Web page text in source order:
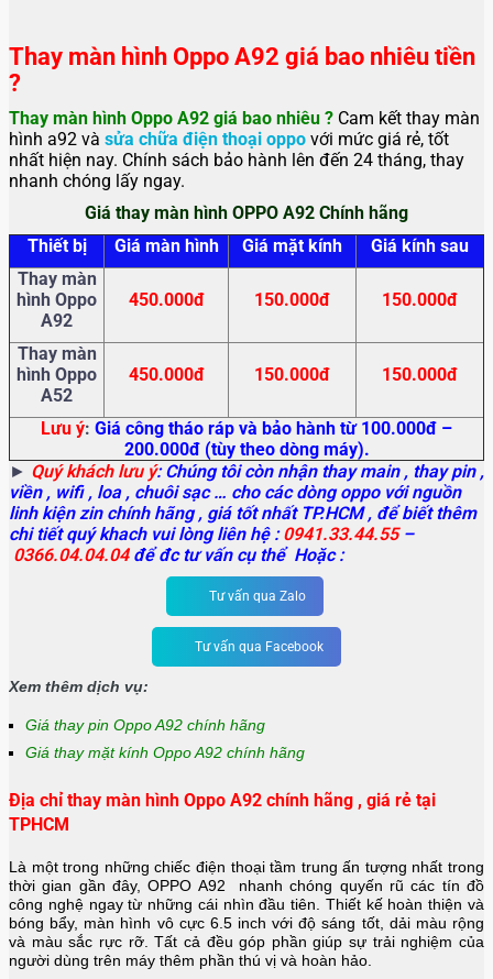
Thay màn hình Oppo A92 giá bao nhiêu tiền
?
Thay màn hình Oppo A92 giá bao nhiêu ? Cam kết thay màn
hình a92 và sửa chữa điện thoại oppo với mức giá rẻ, tốt
nhất hiện nay. Chính sách bảo hành lên đến 24 tháng, thay
nhanh chóng lấy ngay.
Giá thay màn hình OPPO A92 Chính hãng
Thiết bị
Giá màn hình Giá mặt kính
Giá kính sau
Thay màn
hình Oppo
A92
450.000đ 150.000đ 150.000đ
Thay màn
hình Oppo
A52
450.000đ 150.000đ 150.000đ
Lưu ý: Giá công tháo ráp và bảo hành từ 100.000đ –
200.000đ (tùy theo dòng máy).
► Quý khách lưu ý: Chúng tôi còn nhận thay main, thay pin ,
viền , wifi , loa , chuôi sạc … cho các dòng oppo với nguồn
linh kiện zin chính hãng , giá tốt nhất TP.HCM , để biết thêm
chi tiết quý khach vui lòng liên hệ :0941.33.44.55–
0366.04.04.04để đc tư vấn cụ thể Hoặc :
Tư vấn qua Zalo
Tư vấn qua Facebook
Xem thêm dịch vụ:
Giá thay pin Oppo A92 chính hãng
Giá thay mặt kính Oppo A92 chính hãng
Địa chỉ thay màn hình Oppo A92 chính hãng , giá rẻ tại
TPHCM
Là một trong những chiếc điện thoại tầm trung ấn tượng nhất trong
thời gian gần đây, OPPO A92 nhanh chóng quyến rũ các tín đồ
công nghệ ngay từ những cái nhìn đầu tiên. Thiết kế hoàn thiện và
bóng bẩy, màn hình vô cực 6.5 inch với độ sáng tốt, dải màu rộng
và màu sắc rực rỡ. Tất cả đều góp phần giúp sự trải nghiệm của
người dùng trên máy thêm phần thú vị và hoàn hảo.